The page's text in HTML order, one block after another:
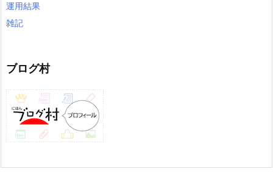
運用結果
雑記
ブログ村